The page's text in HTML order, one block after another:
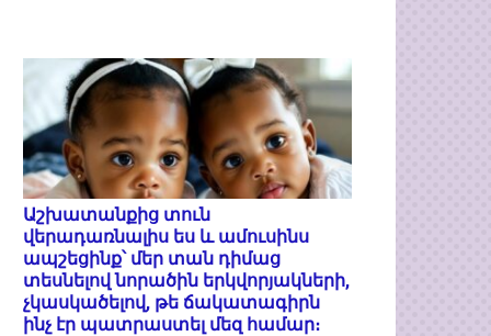
Աշխատանքից տուն
վերադառնալիս ես և ամուսինս
ապշեցինք՝ մեր տան դիմաց
տեսնելով նորածին երկվորյակների,
չկասկածելով, թե ճակատագիրն
ինչ էր պատրաստել մեզ համար։